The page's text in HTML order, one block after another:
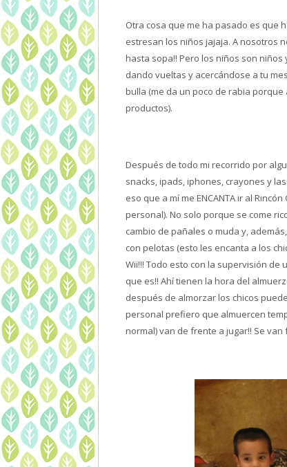
Otra cosa que me ha pasado es que
estresan los niños jajaja. A nosotros
hasta sopa!! Pero los niños son niños
dando vueltas y acercándose a tu
bulla (me da un poco de rabia
productos).
Después de todo mi recorrido por
snacks, ipads, iphones, crayones y
eso que a mí me ENCANTA ir al
personal). No solo porque se come
cambio de pañales o muda y,
con pelotas (esto les encanta a los
Wii!!! Todo esto con la supervisión
que es!! Ahí tienen la hora del
después de almorzar los chicos
personal prefiero que almuercen
normal) van de frente a jugar!! Se van